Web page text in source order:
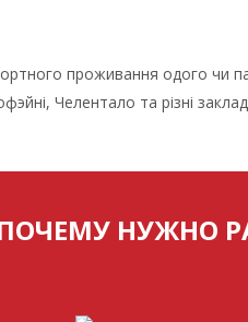
проживання одого чи
Челентало та різні
НУЖНО